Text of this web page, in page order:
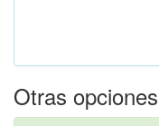
Otras